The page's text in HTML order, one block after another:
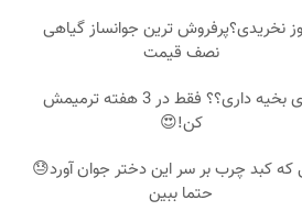
نخریدی؟پرفروش ترین جوانساز گیاهی
نصف قیمت
جای بخیه داری؟؟ فقط در 3 هفته ترمیمش
کن!😍
که کبد چرب بر سر این دختر جوان آورد😓
حتما ببین